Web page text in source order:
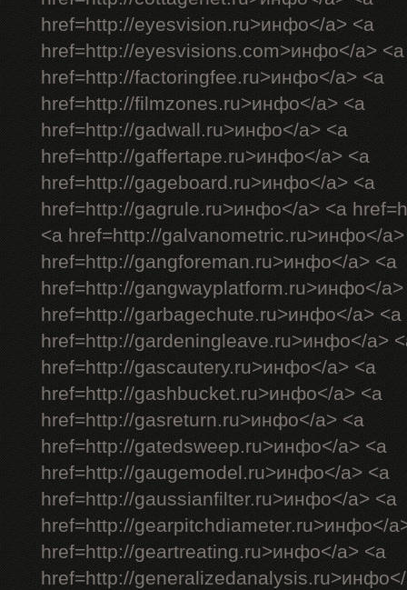
href=http://eyesvision.ru>инфо</a> <a
href=http://eyesvisions.com>инфо</a> <a
href=http://factoringfee.ru>инфо</a> <a
href=http://filmzones.ru>инфо</a> <a
href=http://gadwall.ru>инфо</a> <a
href=http://gaffertape.ru>инфо</a> <a
href=http://gageboard.ru>инфо</a> <a
href=http://gagrule.ru>инфо</a> <a
<a href=http://galvanometric.ru>инфо</
href=http://gangforeman.ru>инфо</a> <a
href=http://gangwayplatform.ru>инфо</a>
href=http://garbagechute.ru>инфо</a> <a
href=http://gardeningleave.ru>инфо</a>
href=http://gascautery.ru>инфо</a> <a
href=http://gashbucket.ru>инфо</a> <a
href=http://gasreturn.ru>инфо</a> <a
href=http://gatedsweep.ru>инфо</a> <a
href=http://gaugemodel.ru>инфо</a> <a
href=http://gaussianfilter.ru>инфо</a> <a
href=http://gearpitchdiameter.ru>инфо</
href=http://geartreating.ru>инфо</a> <a
href=http://